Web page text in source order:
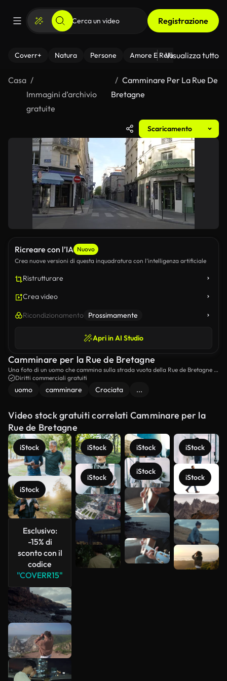
Registrazione
Coverr+ Natura Persone Amore E Relazioni Il
Visualizza tutto
Casa
Immagini d’archivio
gratuite
Camminare Per La Rue De
Bretagne
Scaricamento
Ricreare con l’IA Nuovo
Crea nuove versioni di questa inquadratura con l’intelligenza artificiale
Ristrutturare
Crea video
Ricondizionamento Prossimamente
Apri in AI Studio
Camminare per la Rue de Bretagne
Una foto di un uomo che cammina sulla strada vuota della Rue de Bretagne a
Parigi.
Diritti commerciali gratuiti
uomo camminare Crociata ...
Video stock gratuiti correlati Camminare per la
Rue de Bretagne
iStock
iStock
Esclusivo:
-15% di
sconto con il
codice
"COVERR15"
iStock
iStock
iStock
iStock
iStock
iStock
Scopri di
più